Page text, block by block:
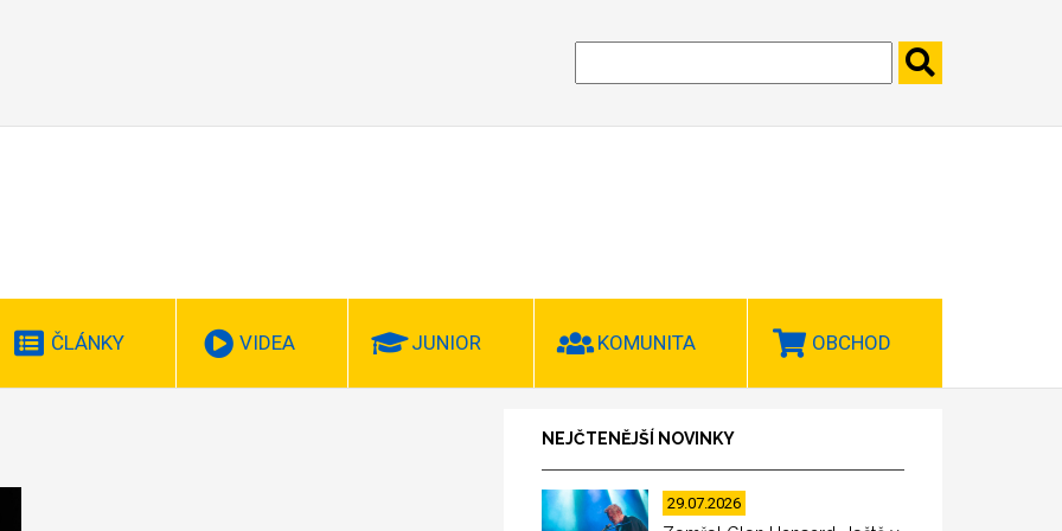
ČLÁNKY VIDEA JUNIOR KOMUNITA OBCHOD
NEJČTENĚJŠÍ NOVINKY
29.07.2026